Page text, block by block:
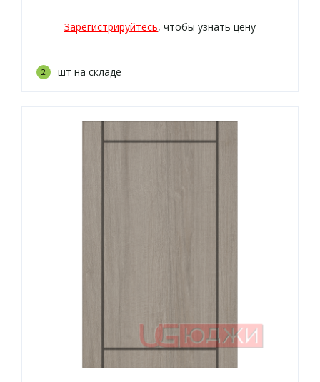
Зарегистрируйтесь, чтобы узнать цену
2 шт на складе